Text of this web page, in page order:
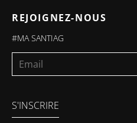
REJOIGNEZ-NOUS
#MA SANTIAG
i
l
S'INSCRIRE